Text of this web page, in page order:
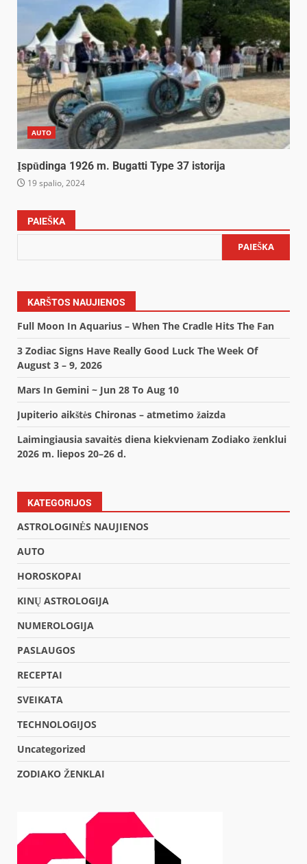
AUTO
Įspūdinga 1926 m. Bugatti Type 37 istorija
19 spalio, 2024
PAIEŠKA
PAIEŠKA
KARŠTOS NAUJIENOS
Full Moon In Aquarius – When The Cradle Hits The Fan
3 Zodiac Signs Have Really Good Luck The Week Of
August 3 – 9, 2026
Mars In Gemini ~ Jun 28 To Aug 10
Jupiterio aikštės Chironas – atmetimo žaizda
Laimingiausia savaitės diena kiekvienam Zodiako ženklui
2026 m. liepos 20–26 d.
KATEGORIJOS
ASTROLOGINĖS NAUJIENOS
AUTO
HOROSKOPAI
KINŲ ASTROLOGIJA
NUMEROLOGIJA
PASLAUGOS
RECEPTAI
SVEIKATA
TECHNOLOGIJOS
Uncategorized
ZODIAKO ŽENKLAI